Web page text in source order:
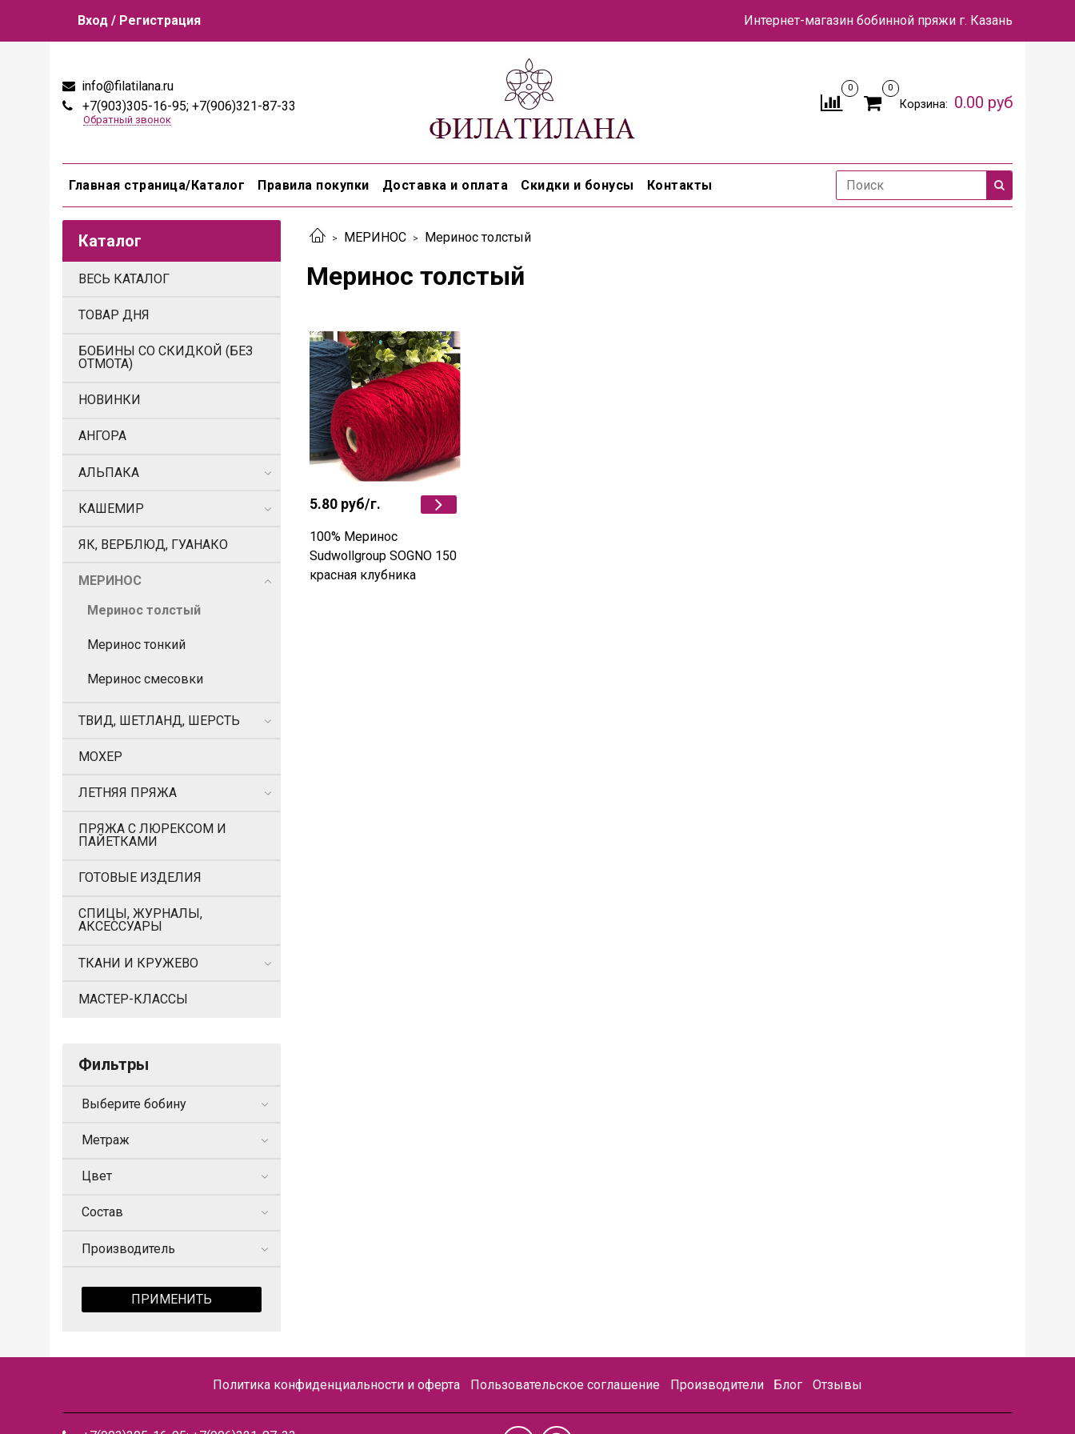
Вход / Регистрация Интернет-магазин бобинной пряжи г. Казань
info@filatilana.ru
+7(903)305-16-95; +7(906)321-87-33
Обратный звонок
0 0
Корзина: 0.00 руб
Главная страница/Каталог Правила покупки Доставка и оплата Скидки и бонусы Контакты
МЕРИНОС Меринос толстый
Меринос толстый
5.80 руб/г.
100% Меринос
Sudwollgroup SOGNO 150
красная клубника
Каталог
ВЕСЬ КАТАЛОГ
ТОВАР ДНЯ
БОБИНЫ СО СКИДКОЙ (БЕЗ
ОТМОТА)
НОВИНКИ
АНГОРА
АЛЬПАКА
КАШЕМИР
ЯК, ВЕРБЛЮД, ГУАНАКО
МЕРИНОС
Меринос толстый
Меринос тонкий
Меринос смесовки
ТВИД, ШЕТЛАНД, ШЕРСТЬ
МОХЕР
ЛЕТНЯЯ ПРЯЖА
ПРЯЖА С ЛЮРЕКСОМ И
ПАЙЕТКАМИ
ГОТОВЫЕ ИЗДЕЛИЯ
СПИЦЫ, ЖУРНАЛЫ,
АКСЕССУАРЫ
ТКАНИ И КРУЖЕВО
МАСТЕР-КЛАССЫ
Фильтры
Выберите бобину
Метраж
Цвет
Состав
Производитель
ПРИМЕНИТЬ
Политика конфиденциальности и оферта Пользовательское соглашение Производители Блог Отзывы